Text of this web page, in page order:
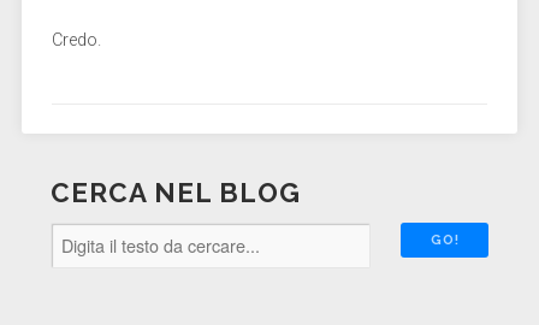
Credo.
CERCA NEL BLOG